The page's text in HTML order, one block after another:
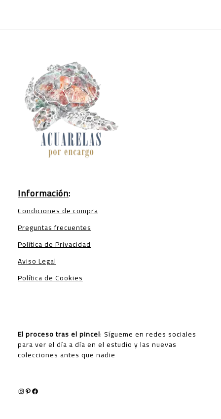
Información:
Condiciones de compra
Preguntas frecuentes
Política de Privacidad
Aviso Legal
Política de Cookies
El proceso tras el pincel: Sígueme en redes sociales
para ver el día a día en el estudio y las nuevas
colecciones antes que nadie
Instagram
Pinterest
Facebook